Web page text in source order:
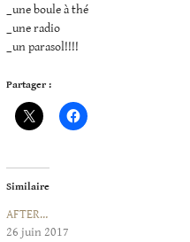
_une boule à thé
_une radio
_un parasol!!!!
Partager :
Similaire
AFTER…
26 juin 2017